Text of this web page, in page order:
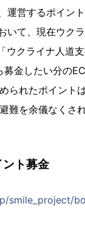
運営するポイン
いて、現在ウク
クライナ人道
金したい分の
られたポイント
難を余儀なくさ
ト募金
smile_project/